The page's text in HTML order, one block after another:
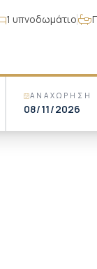
1 υπνοδωμάτιο
ΑΝΑΧΏΡΗΣΗ